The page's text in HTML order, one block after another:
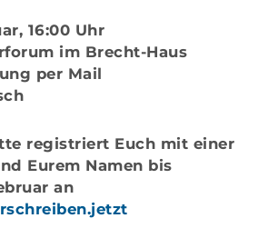
16:00 Uhr
im Brecht-Haus
per Mail
registriert Euch mit einer
Eurem Namen bis
an